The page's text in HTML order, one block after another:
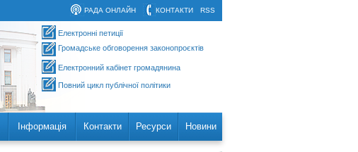
RSS
КОНТАКТИ
РАДА ОНЛАЙН
Електронні петиції
Громадське обговорення законопроєктів
Електронний кабінет громадянина
Повний цикл публічної політики
Інформація Контакти Ресурси Новини